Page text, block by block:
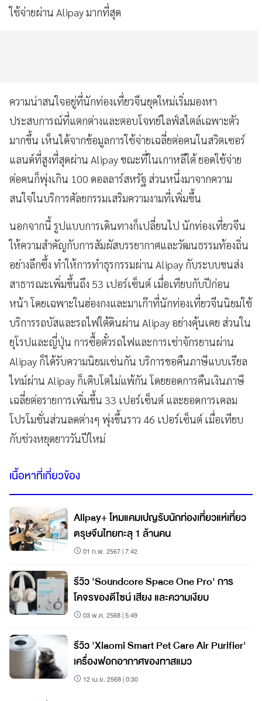
ใช้จ่ายผ่าน Alipay มากที่สุด
ความน่าสนใจอยู่ที่นักท่องเที่ยวจีนยุคใหม่เริ่มมองหา
ประสบการณ์ที่แตกต่างและตอบโจทย์ไลฟ์สไตล์เฉพาะตัว
มากขึ้น เห็นได้จากข้อมูลการใช้จ่ายเฉลี่ยต่อคนในสวิตเซอร์
แลนด์ที่สูงที่สุดผ่าน Alipay ขณะที่ในเกาหลีใต้ ยอดใช้จ่าย
ต่อคนก็พุ่งเกิน 100 ดอลลาร์สหรัฐ ส่วนหนึ่งมาจากความ
สนใจในบริการศัลยกรรมเสริมความงามที่เพิ่มขึ้น
นอกจากนี้ รูปแบบการเดินทางก็เปลี่ยนไป นักท่องเที่ยวจีน
ให้ความสำคัญกับการสัมผัสบรรยากาศและวัฒนธรรมท้องถิ่น
อย่างลึกซึ้ง ทำให้การทำธุรกรรมผ่าน Alipay กับระบบขนส่ง
สาธารณะเพิ่มขึ้นถึง 53 เปอร์เซ็นต์ เมื่อเทียบกับปีก่อน
หน้า โดยเฉพาะในฮ่องกงและมาเก๊าที่นักท่องเที่ยวจีนนิยมใช้
บริการรถบัสและรถไฟใต้ดินผ่าน Alipay อย่างคุ้นเคย ส่วนใน
ยุโรปและญี่ปุ่น การซื้อตั๋วรถไฟและการเช่าจักรยานผ่าน
Alipay ก็ได้รับความนิยมเช่นกัน บริการขอคืนภาษีแบบเรียล
ไทม์ผ่าน Alipay ก็เติบโตไม่แพ้กัน โดยยอดการคืนเงินภาษี
เฉลี่ยต่อรายการเพิ่มขึ้น 33 เปอร์เซ็นต์ และยอดการเคลม
โปรโมชั่นส่วนลดต่างๆ พุ่งขึ้นราว 46 เปอร์เซ็นต์ เมื่อเทียบ
กับช่วงหยุดยาววันปีใหม่
เนื้อหาที่เกี่ยวข้อง
Alipay+ โหมแคมเปญรับนักท่องเที่ยวแห่เที่ยว
ตรุษจีนไทยทะลุ 1 ล้านคน
01 ก.พ. 2567 | 7:42
รีวิว 'Soundcore Space One Pro' การ
โคจรของดีไซน์ เสียง และความเงียบ
03 พ.ค. 2568 | 5:49
รีวิว 'Xiaomi Smart Pet Care Air Purifier'
เครื่องฟอกอากาศของทาสแมว
12 เม.ย. 2568 | 0:30